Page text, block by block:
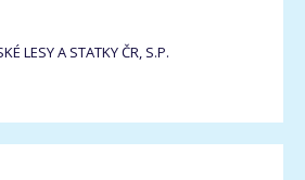
LESY A STATKY ČR, S.P.